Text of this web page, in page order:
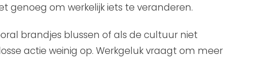
genoeg om werkelijk iets te veranderen.
brandjes blussen of als de cultuur niet
actie weinig op. Werkgeluk vraagt om meer